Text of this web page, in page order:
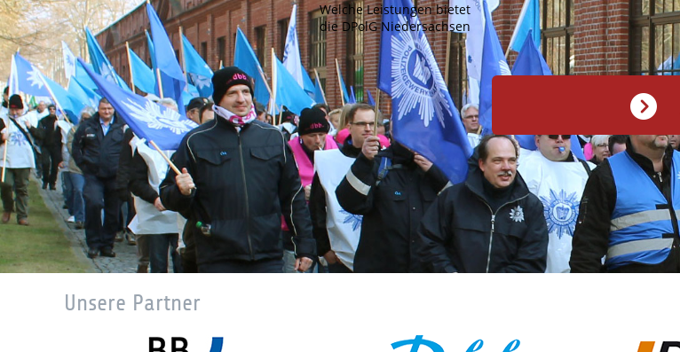
Welche Leistungen bietet
die DPolG Niedersachsen
Unsere Partner